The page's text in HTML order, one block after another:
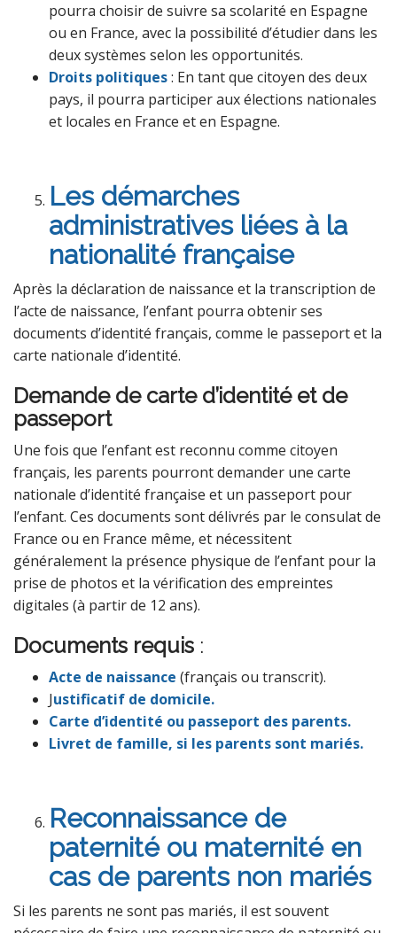
pourra choisir de suivre sa scolarité en Espagne
ou en France, avec la possibilité d’étudier dans les
deux systèmes selon les opportunités.
Droits politiques: En tant que citoyen des deux
pays, il pourra participer aux élections nationales
et locales en France et en Espagne.
Les démarches
administratives liées à la
nationalité française
Après la déclaration de naissance et la transcription de
l’acte de naissance, l’enfant pourra obtenir ses
documents d’identité français, comme le passeport et la
carte nationale d’identité.
Demande de carte d’identité et de
passeport
Une fois que l’enfant est reconnu comme citoyen
français, les parents pourront demander une carte
nationale d’identité française et un passeport pour
l’enfant. Ces documents sont délivrés par le consulat de
France ou en France même, et nécessitent
généralement la présence physique de l’enfant pour la
prise de photos et la vérification des empreintes
digitales (à partir de 12 ans).
Documents requis :
Acte de naissance (français ou transcrit).
Justificatif de domicile.
Carte d’identité ou passeport des parents.
Livret de famille, si les parents sont mariés.
Reconnaissance de
paternité ou maternité en
cas de parents non mariés
Si les parents ne sont pas mariés, il est souvent